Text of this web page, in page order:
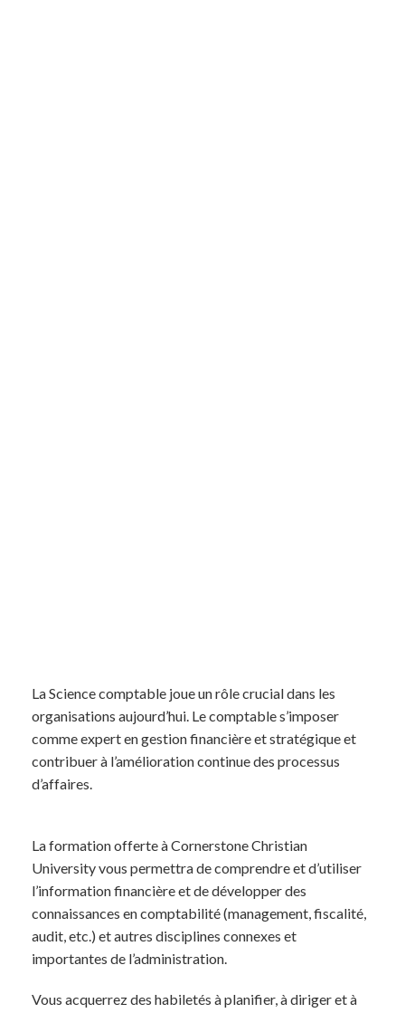
La Science comptable joue un rôle crucial dans les
organisations aujourd’hui. Le comptable s’imposer
comme expert en gestion financière et stratégique et
contribuer à l’amélioration continue des processus
d’affaires.
La formation offerte à Cornerstone Christian
University vous permettra de comprendre et d’utiliser
l’information financière et de développer des
connaissances en comptabilité (management, fiscalité,
audit, etc.) et autres disciplines connexes et
importantes de l’administration.
Vous acquerrez des habiletés à planifier, à diriger et à